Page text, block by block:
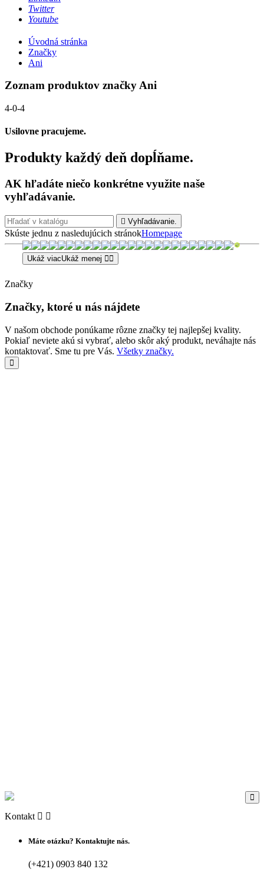
Twitter
Youtube
Úvodná stránka
Značky
Ani
Zoznam produktov značky Ani
4-0-4
Usilovne pracujeme.
Produkty každý deň dopĺňame.
AK hľadáte niečo konkrétne využite naše
vyhľadávanie.
 Vyhľadávanie.
Skúste jednu z nasledujúcich stránokHomepage
Ukáž viacUkáž menej
Značky
Značky, ktoré u nás nájdete
V našom obchode ponúkame rôzne značky tej najlepšej kvality.
Pokiaľ neviete akú si vybrať, alebo skôr aký produkt, neváhajte nás
kontaktovať. Sme tu pre Vás. Všetky značky.
Kontakt  
Máte otázku? Kontaktujte nás.
(+421) 0903 840 132